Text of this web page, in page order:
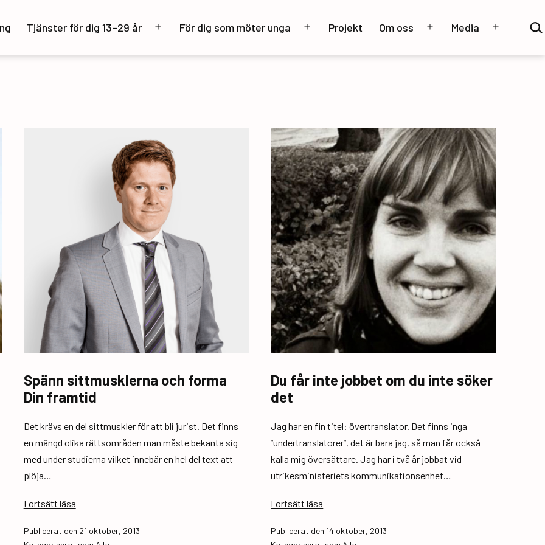
Tjänster för dig 13–29 år
ÖppnaFör dig som möter unga
ÖppnaProjekt Om oss
ÖppnaMedia
Öppna
Sök
…
Spänn sittmusklerna och forma
Din framtid
Det krävs en del sittmuskler för att bli jurist. Det finns
en mängd olika rättsområden man måste bekanta sig
med under studierna vilket innebär en hel del text att
plöja…
Fortsätt läsaSpänn
och
Publicerat den 21 oktober, 2013
Du får inte jobbet om du inte söker
det
Jag har en fin titel: övertranslator. Det finns inga
”undertranslatorer”, det är bara jag, så man får också
kalla mig översättare. Jag har i två år jobbat vid
utrikesministeriets kommunikationsenhet…
Fortsätt läsa
inte
Publicerat den 14 oktober, 2013